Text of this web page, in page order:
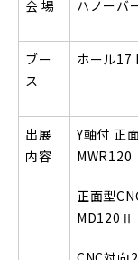
会 場 ハノーバ
ブー
ス
ホール17
出展
内容
Y軸付 正
MWR120
正面型
MD120Ⅱ